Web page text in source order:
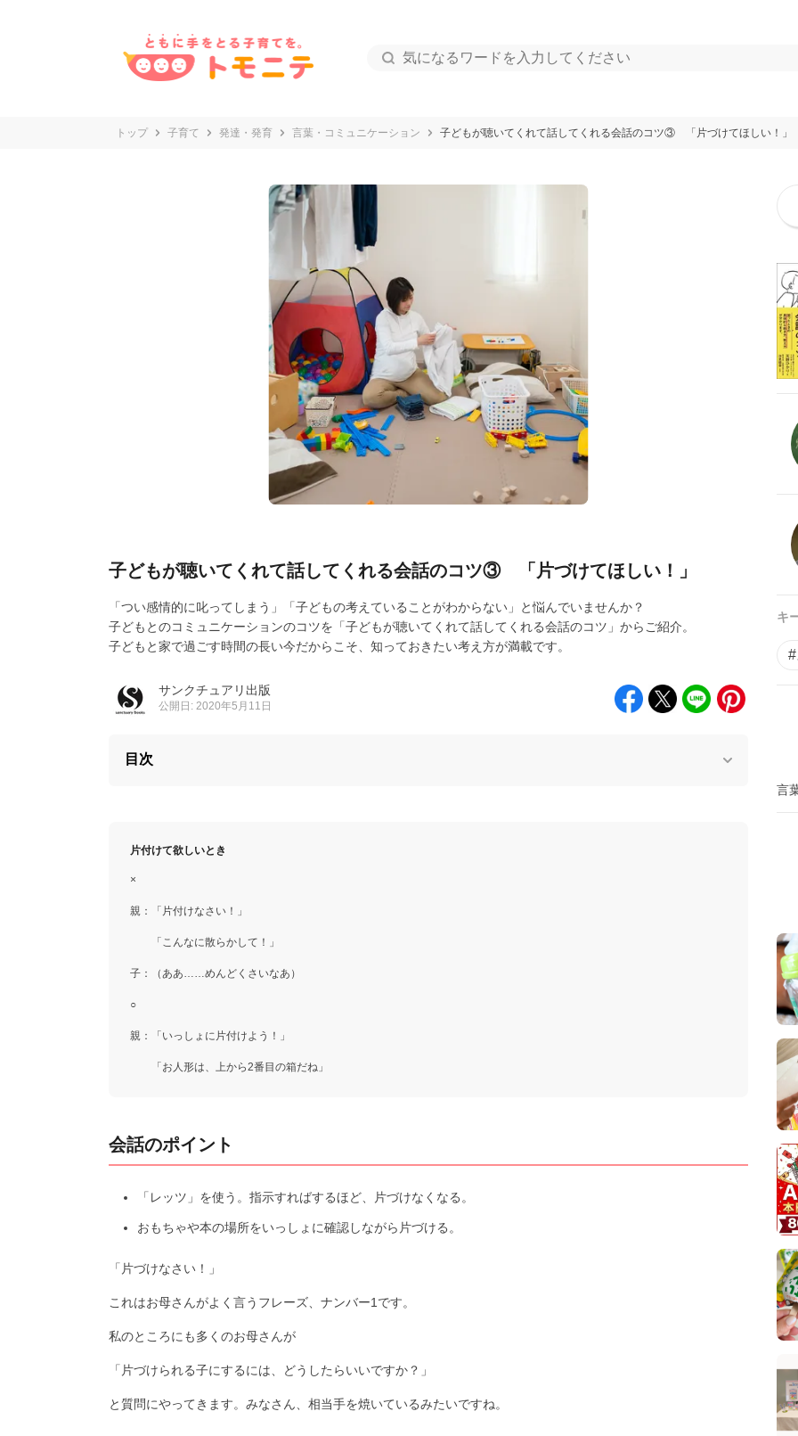
トップ 子育て 発達・発育 言葉・コミュニケーション 子どもが聴いてくれて話してくれる会話のコツ③ 「片づけてほしい！」
子どもが聴いてくれて話してくれる会話のコツ③ 「片づけてほしい！」
「つい感情的に叱ってしまう」「子どもの考えていることがわからない」と悩んでいませんか？
子どもとのコミュニケーションのコツを「子どもが聴いてくれて話してくれる会話のコツ」からご紹介。
子どもと家で過ごす時間の長い今だからこそ、知っておきたい考え方が満載です。
サンクチュアリ出版
公開日: 2020年5月11日
目次
片付けて欲しいとき
×
親：「片付けなさい！」
「こんなに散らかして！」
子：（ああ……めんどくさいなあ）
○
親：「いっしょに片付けよう！」
「お人形は、上から2番目の箱だね」
会話のポイント
「レッツ」を使う。指示すればするほど、片づけなくなる。
おもちゃや本の場所をいっしょに確認しながら片づける。
「片づけなさい！」
これはお母さんがよく言うフレーズ、ナンバー1です。
私のところにも多くのお母さんが
「片づけられる子にするには、どうしたらいいですか？」
と質問にやってきます。みなさん、相当手を焼いているみたいですね。
キ
言